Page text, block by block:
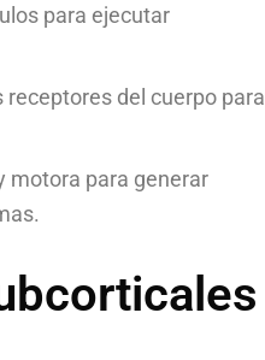
para ejecutar
del cuerpo para
motora para generar